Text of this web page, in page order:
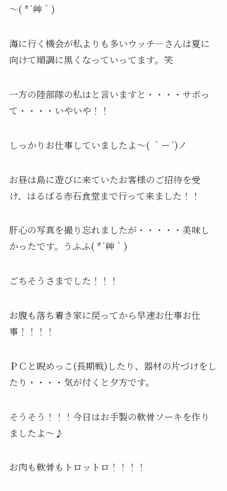
～( *´艸｀)
海に行く機会が私よりも多いウッチ―さんは夏に
向けて順調に黒くなっていってます。笑
一方の陸部隊の私はと言いますと・・・・サボっ
て・・・・いやいや！！
しっかりお仕事していましたよ～( ｀ー´)ノ
お昼は島に遊びに来ていたお客様のご招待を受
け、はるばる赤石食堂まで行って来ました！！
肝心の写真を撮り忘れましたが・・・・・美味し
かったです。うふふ( *´艸｀)
ごちそうさまでした！！！
お腹も落ち着き家に戻ってから早速お仕事お仕
事！！！！
ＰＣと睨めっこ(長期戦)したり、器材の片づけをし
たり・・・・気が付くと夕方です。
そうそう！！！今日はお手製の軟骨ソーキを作り
ましたよ～♪
お肉も軟骨もトロットロ！！！！